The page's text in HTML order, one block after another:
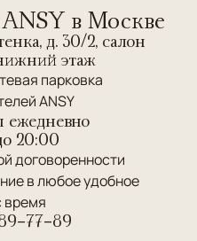
в Москве
д. 30/2, салон
этаж
парковка
ANSY
20:00
договоренности
в любое удобное
время
77-89